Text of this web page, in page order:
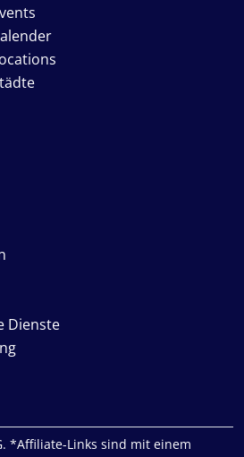
Dienste
*Affiliate-Links sind mit einem